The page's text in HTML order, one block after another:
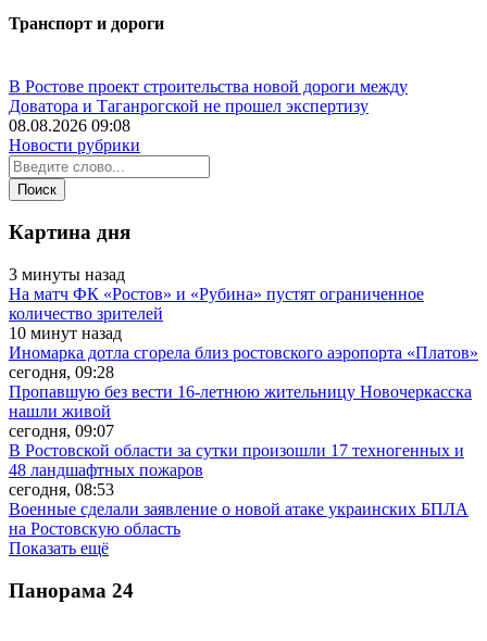
Транспорт и дороги
В Ростове проект строительства новой дороги между
Доватора и Таганрогской не прошел экспертизу
08.08.2026 09:08
Новости рубрики
Картина дня
3 минуты назад
На матч ФК «Ростов» и «Рубина» пустят ограниченное
количество зрителей
10 минут назад
Иномарка дотла сгорела близ ростовского аэропорта «Платов»
сегодня, 09:28
Пропавшую без вести 16-летнюю жительницу Новочеркасска
нашли живой
сегодня, 09:07
В Ростовской области за сутки произошли 17 техногенных и
48 ландшафтных пожаров
сегодня, 08:53
Военные сделали заявление о новой атаке украинских БПЛА
на Ростовскую область
Показать ещё
Панорама 24